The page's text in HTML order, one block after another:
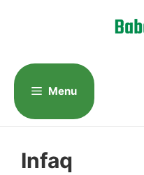
Menu
Infaq